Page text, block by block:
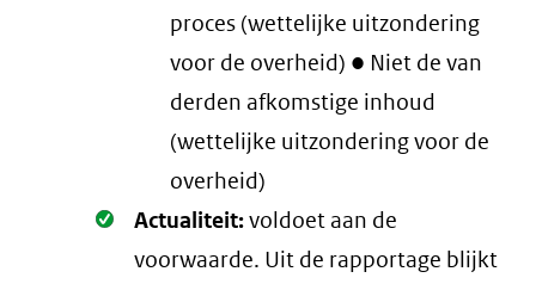
proces (wettelijke uitzondering
voor de overheid) ● Niet de van
derden afkomstige inhoud
(wettelijke uitzondering voor de
overheid)
Oké.
Actualiteit:voldoet aan de
voorwaarde. Uit de rapportage blijkt